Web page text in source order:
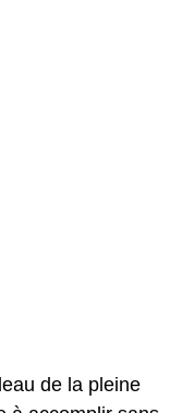
de la pleine